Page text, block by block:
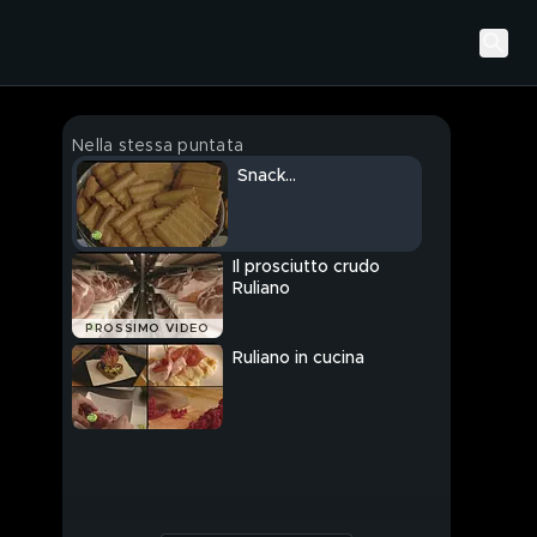
Nella stessa puntata
Snack...
PROSSIMO VIDEO
Il prosciutto crudo
Ruliano
Ruliano in cucina